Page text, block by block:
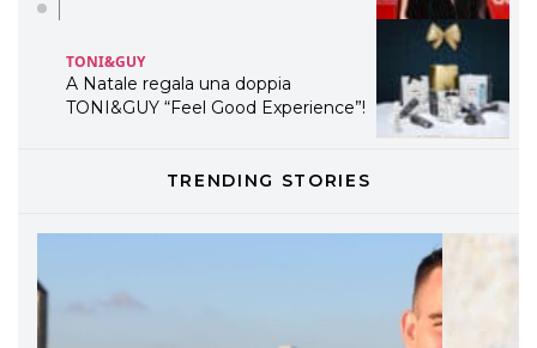
TONI&GUY
A Natale regala una doppia
TONI&GUY “Feel Good Experience”!
LABEL.M lancia la sua innovativa ed
professionali
TRENDING STORIES